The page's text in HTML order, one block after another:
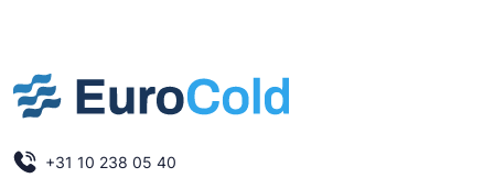
+31 10 238 05 40